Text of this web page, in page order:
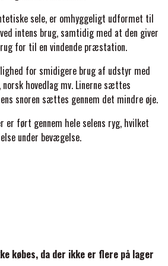
PRODUKTER
STRØMPER
HALSTØRKLÆDER
VOKSNE
& JUNIOR
& TREATS
& VITAMINER
& FOLD
& TILBEHØR
& VÆRKTØJ
& TILBEHØR
TRAV KUSK
GALOP
LINERS & DÆKKEN
TILBEHØR
WALKER & RIDEDÆKKEN
INSEKTBESKYTTELSE
GRIMER & TRÆKTOV
TRENSE & TILBEHØR
& DAY & MARTIN
CUSTOM
DELTACAST
LIQUID TITANIUM®
FINNTACK
sele, er omhyggeligt udformet til
intens brug, samtidig med at den giver
for til en vindende præstation.
for smidigere brug af udstyr med
hovedlag mv. Linerne sættes
snoren sættes gennem det mindre øje.
er ført gennem hele selens ryg, hvilket
under bevægelse.
med fremragende
brug.
til hurtigkobling er lavet af
selen giver bedre plads til hestens
købes, da der ikke er flere på lager